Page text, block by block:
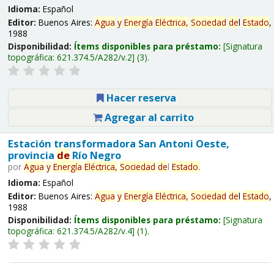
Idioma: Español
Editor: Buenos Aires: Agua y Energía Eléctrica, Sociedad del Estado,
1988
Disponibilidad: Ítems disponibles para préstamo: Signatura
topográfica: 621.374.5/A282/v.2 (3).
Hacer reserva
Agregar al carrito
Estación transformadora San Antoni Oeste,
provincia deRío Negro
por Agua y Energía Eléctrica, Sociedad del Estado.
Idioma: Español
Editor: Buenos Aires: Agua y Energía Eléctrica, Sociedad del Estado,
1988
Disponibilidad: Ítems disponibles para préstamo: Signatura
topográfica: 621.374.5/A282/v.4 (1).